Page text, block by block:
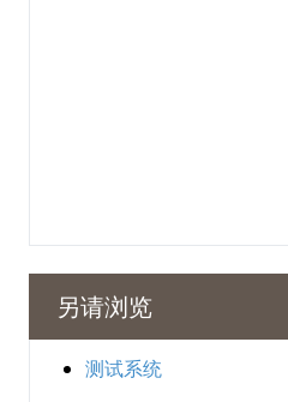
另请浏览
测试系统